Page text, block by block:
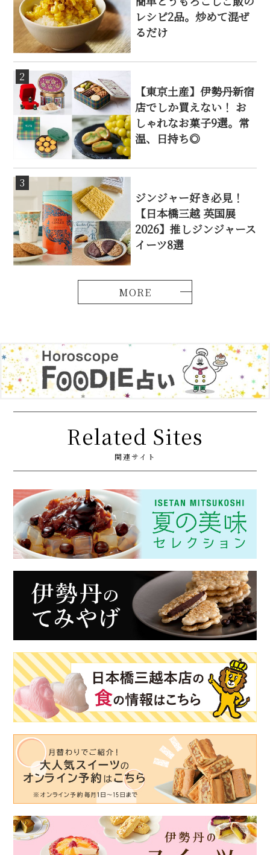
レシピ2品。炒めて混ぜ
るだけ
2
【東京土産】伊勢丹新宿
店でしか買えない！ お
しゃれなお菓子9選。常
温、日持ち◎
3
ジンジャー好き必見！
【日本橋三越 英国展
2026】推しジンジャース
イーツ8選
Related Sites
関連サイト